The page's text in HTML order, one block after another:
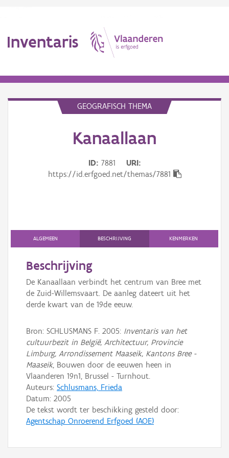
Inventaris
Persoon of collectief
Downloads
Hergebruik
Aanmelden
GEOGRAFISCH THEMA
Kanaallaan
ID 7881
URI
https://id.erfgoed.net/themas/7881
ALGEMEEN BESCHRIJVING KENMERKEN
Beschrijving
De Kanaallaan verbindt het centrum van Bree met
de Zuid-Willemsvaart. De aanleg dateert uit het
derde kwart van de 19de eeuw.
Bron: SCHLUSMANS F. 2005: Inventaris van het
cultuurbezit in België, Architectuur, Provincie
Limburg, Arrondissement Maaseik, Kantons Bree -
Maaseik, Bouwen door de eeuwen heen in
Vlaanderen 19n1, Brussel - Turnhout.
Auteurs: Schlusmans, Frieda
Datum: 2005
De tekst wordt ter beschikking gesteld door:
Agentschap Onroerend Erfgoed (AOE)